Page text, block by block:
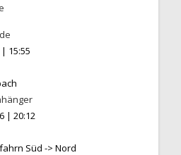
| 15:55
|20:12
Süd -> Nord